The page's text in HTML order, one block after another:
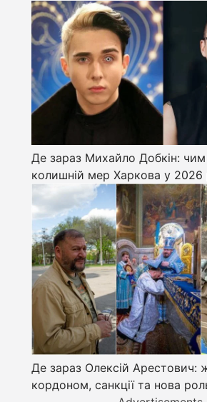
Де зараз Михайло Добкін:
колишній мер Харкова у 2026
Де зараз Олексій Арестович:
кордоном, санкції та нова